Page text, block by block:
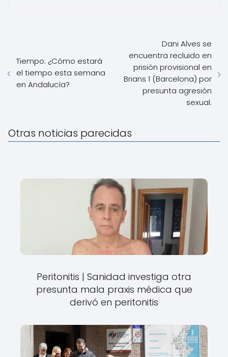
Tiempo: ¿Cómo estará
el tiempo esta semana
en Andalucía?
Dani Alves se
encuentra recluido en
prisión provisional en
Brians 1 (Barcelona) por
presunta agresión
sexual.
Otras noticias parecidas
Peritonitis | Sanidad investiga otra
presunta mala praxis médica que
derivó en peritonitis